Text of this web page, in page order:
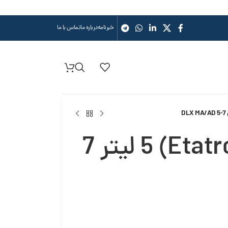
خبرنامهدرباره ماتماس با ما
دوزینگ پمپ اتاترون (Etatron) 5 لیتر 7